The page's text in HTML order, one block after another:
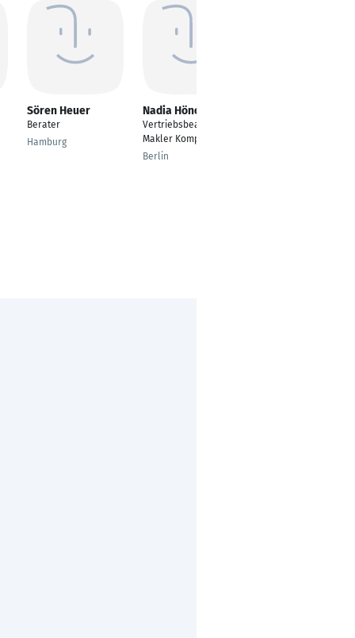
Sören Heuer
Berater
Hamburg
Nadia Hönow
Vertriebsbeauftragte
Makler Komposit
Berlin